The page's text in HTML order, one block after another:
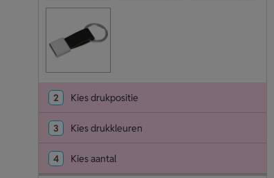
2 Kies drukpositie
3 Kies drukkleuren
4 Kies aantal